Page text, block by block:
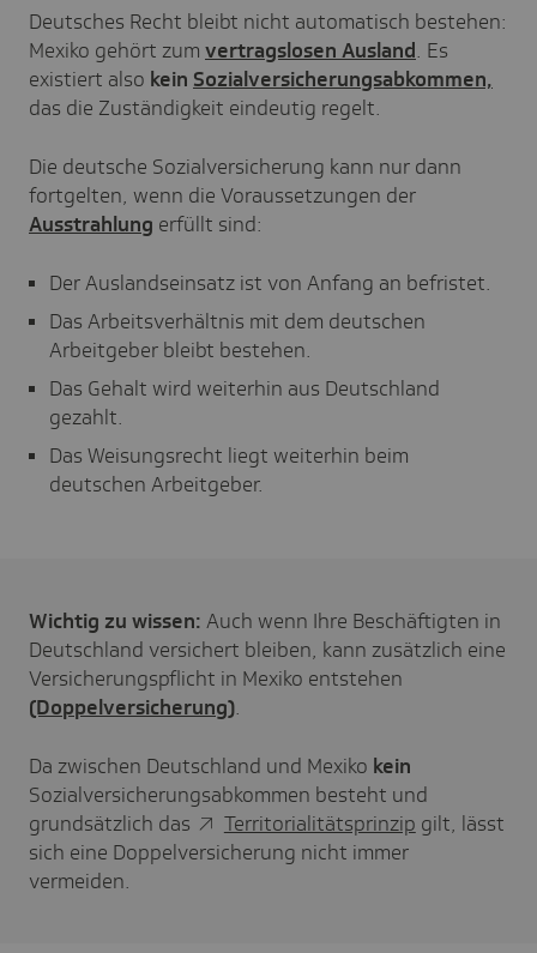
Deutsches Recht bleibt nicht automatisch bestehen:
Mexiko gehört zum vertragslosen Ausland. Es
existiert also kein Sozialversicherungsabkommen,
das die Zuständigkeit eindeutig regelt.
Die deutsche Sozialversicherung kann nur dann
fortgelten, wenn die Voraussetzungen der
Ausstrahlung erfüllt sind:
Der Auslandseinsatz ist von Anfang an befristet.
Das Arbeitsverhältnis mit dem deutschen
Arbeitgeber bleibt bestehen.
Das Gehalt wird weiterhin aus Deutschland
gezahlt.
Das Weisungsrecht liegt weiterhin beim
deutschen Arbeitgeber.
Wichtig zu wissen: Auch wenn Ihre Beschäftigten in
Deutschland versichert bleiben, kann zusätzlich eine
Versicherungspflicht in Mexiko entstehen
(Doppelversicherung).
Da zwischen Deutschland und Mexiko kein
Sozialversicherungsabkommen besteht und
grundsätzlich das
Territorialitätsprinzip gilt, lässt
sich eine Doppelversicherung nicht immer
vermeiden.